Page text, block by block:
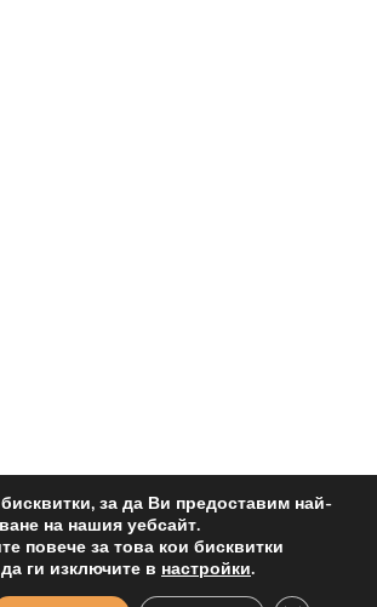
ОУ "Петко Р. Славейков" Бургас. All rights
reserved.
за да Ви предоставим най-
на нашия уебсайт.
повече за това кои бисквитки
ги изключите в настройки.